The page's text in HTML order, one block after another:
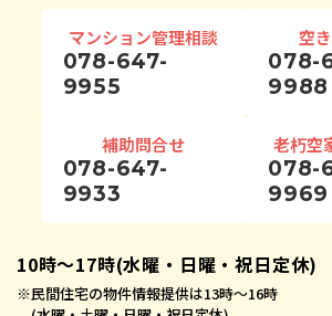
マンション管理相談
078-647-
9955
空
078-
9988
補助問合せ
078-647-
9933
老朽空
078-
9969
10時〜17時(水曜・日曜・祝日定休)
※民間住宅の物件情報提供は13時〜16時